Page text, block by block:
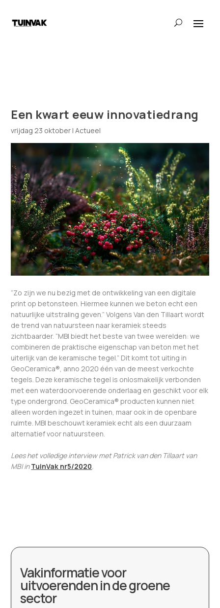
Een kwart eeuw innovatiedrang
vrijdag 23 oktober |Actueel
“Zo zijn we nu bezig met de ontwikkeling van een digitale
print op betonsteen. Hiermee kunnen we beton echt een
natuurlijke uitstraling geven.” Volgens Van den Tillaart wordt
de trend van natuursteen naar keramiek steeds
zichtbaarder. “MBI biedt het beste van twee werelden: we
combineren de praktische eigenschap van beton met het
uiterlijk van de keramische tegel.” Dit komt tot uiting in
GeoCeramica®, anno 2020 één van de meest verkochte
tegels. Deze keramische tegel is onlosmakelijk verbonden
met een waterdoorvoerende onderlaag en geschikt voor elk
type ondergrond. GeoCeramica® producten kunnen niet
alleen worden ingezet in tuinen, maar ook in de openbare
ruimte. MBI beschouwt keramiek echt als een duurzaam
alternatief voor natuursteen.
Lees het volledige interview met Patrick van den Tillaart van
MBI inTuinVak nr5/2020.
Vakinformatie voor
uitvoerenden in de groene
sector